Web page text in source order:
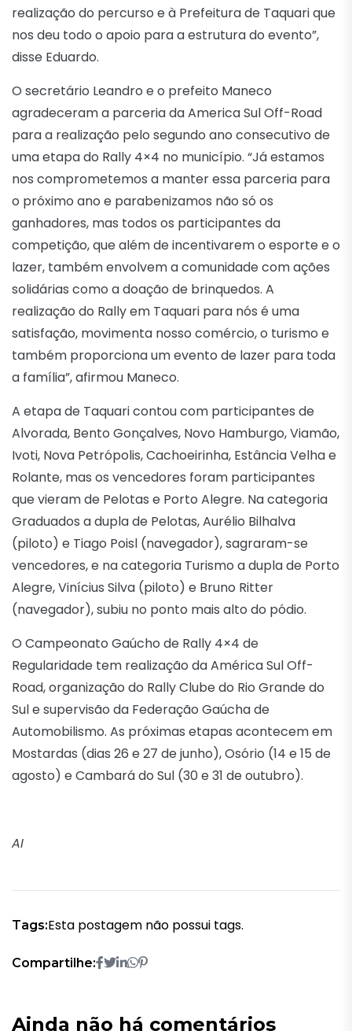
realização do percurso e à Prefeitura de Taquari que
nos deu todo o apoio para a estrutura do evento”,
disse Eduardo.
O secretário Leandro e o prefeito Maneco
agradeceram a parceria da America Sul Off-Road
para a realização pelo segundo ano consecutivo de
uma etapa do Rally 4×4 no município. “Já estamos
nos comprometemos a manter essa parceria para
o próximo ano e parabenizamos não só os
ganhadores, mas todos os participantes da
competição, que além de incentivarem o esporte e o
lazer, também envolvem a comunidade com ações
solidárias como a doação de brinquedos. A
realização do Rally em Taquari para nós é uma
satisfação, movimenta nosso comércio, o turismo e
também proporciona um evento de lazer para toda
a família”, afirmou Maneco.
A etapa de Taquari contou com participantes de
Alvorada, Bento Gonçalves, Novo Hamburgo, Viamão,
Ivoti, Nova Petrópolis, Cachoeirinha, Estância Velha e
Rolante, mas os vencedores foram participantes
que vieram de Pelotas e Porto Alegre. Na categoria
Graduados a dupla de Pelotas, Aurélio Bilhalva
(piloto) e Tiago Poisl (navegador), sagraram-se
vencedores, e na categoria Turismo a dupla de Porto
Alegre, Vinícius Silva (piloto) e Bruno Ritter
(navegador), subiu no ponto mais alto do pódio.
O Campeonato Gaúcho de Rally 4×4 de
Regularidade tem realização da América Sul Off-
Road, organização do Rally Clube do Rio Grande do
Sul e supervisão da Federação Gaúcha de
Automobilismo. As próximas etapas acontecem em
Mostardas (dias 26 e 27 de junho), Osório (14 e 15 de
agosto) e Cambará do Sul (30 e 31 de outubro).
AI
Tags:Esta postagem não possui tags.
Compartilhe:
Ainda não há comentários